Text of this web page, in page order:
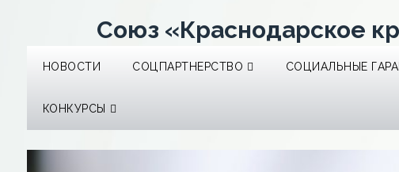
Союз «Краснодарское
НОВОСТИ СОЦПАРТНЕРСТВО СОЦИАЛЬНЫЕ
КОНКУРСЫ